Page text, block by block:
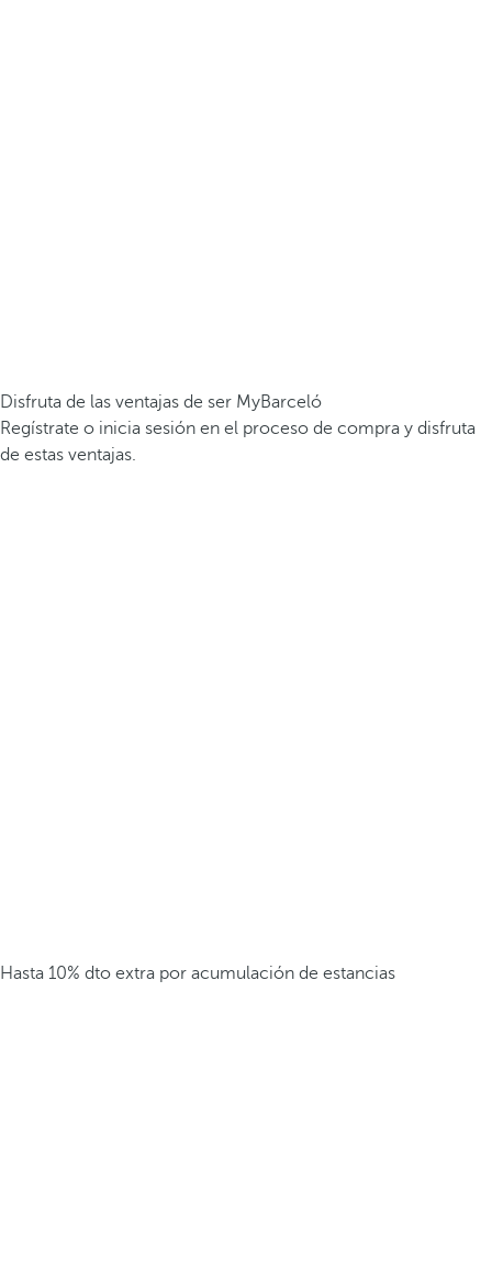
Disfruta de las ventajas de ser MyBarceló
Regístrate o inicia sesión en el proceso de compra y disfruta
de estas ventajas.
Hasta 10% dto extra por acumulación de estancias